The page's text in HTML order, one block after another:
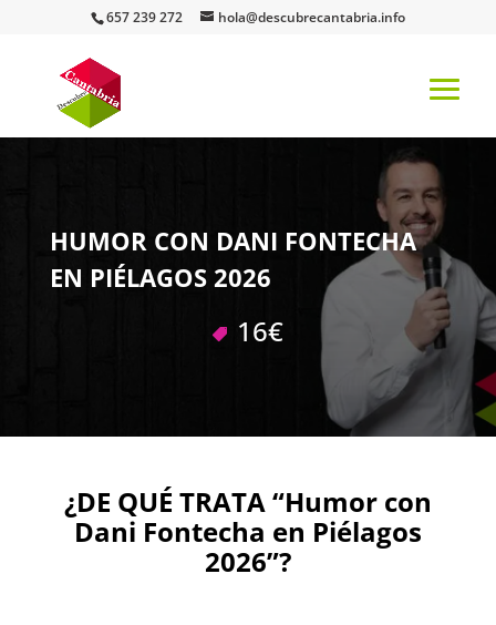
657 239 272 hola@descubrecantabria.info
HUMOR CON DANI FONTECHA
EN PIÉLAGOS 2026
16€
¿DE QUÉ TRATA “Humor con
Dani Fontecha en Piélagos
2026”?